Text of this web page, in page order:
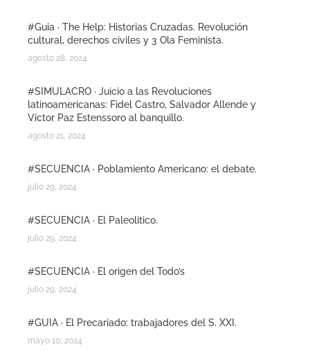
#Guia · The Help: Historias Cruzadas. Revolución
cultural, derechos civiles y 3 Ola Feminista.
agosto 28, 2024
#SIMULACRO · Juicio a las Revoluciones
latinoamericanas: Fidel Castro, Salvador Allende y
Victor Paz Estenssoro al banquillo.
agosto 21, 2024
#SECUENCIA · Poblamiento Americano: el debate.
julio 29, 2024
#SECUENCIA · El Paleolitico.
julio 29, 2024
#SECUENCIA · El origen del Todo’s
julio 29, 2024
#GUIA · El Precariado: trabajadores del S. XXI.
mayo 10, 2024